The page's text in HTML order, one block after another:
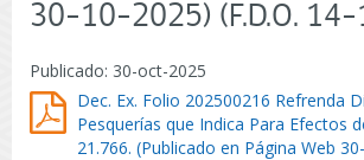
30-10-2025) (F.D.O.
Publicado: 30-oct-2025
Dec. Ex. Folio 202500216 Refrenda
Pesquerías que Indica Para Efectos
21.766. (Publicado en Página Web